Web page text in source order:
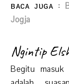
ʙᴀᴄᴀ ᴊᴜɢᴀ :
Jogja
Ngintip
Begitu masuk